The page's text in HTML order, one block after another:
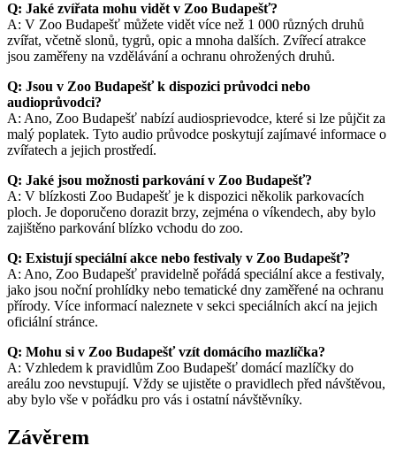
Q: Jaké zvířata mohu vidět v Zoo Budapešť?
A: V Zoo Budapešť můžete vidět více než 1 000 různých druhů
zvířat, včetně slonů, tygrů, opic a mnoha dalších. Zvířecí atrakce
jsou zaměřeny na vzdělávání a ochranu ohrožených druhů.
Q: Jsou v Zoo Budapešť k dispozici průvodci nebo
audioprůvodci?
A: Ano, Zoo Budapešť nabízí audiosprievodce, které si lze půjčit za
malý poplatek. Tyto audio průvodce poskytují zajímavé informace o
zvířatech a jejich prostředí.
Q: Jaké jsou možnosti parkování v Zoo Budapešť?
A: V blízkosti Zoo Budapešť je k dispozici několik parkovacích
ploch. Je doporučeno dorazit brzy, zejména o víkendech, aby bylo
zajištěno parkování blízko vchodu do zoo.
Q: Existují speciální akce nebo festivaly v Zoo Budapešť?
A: Ano, Zoo Budapešť pravidelně pořádá speciální akce a festivaly,
jako jsou noční prohlídky nebo tematické dny zaměřené na ochranu
přírody. Více informací naleznete v sekci speciálních akcí na jejich
oficiální stránce.
Q: Mohu si v Zoo Budapešť vzít domácího mazlíčka?
A: Vzhledem k pravidlům Zoo Budapešť domácí mazlíčky do
areálu zoo nevstupují. Vždy se ujistěte o pravidlech před návštěvou,
aby bylo vše v pořádku pro vás i ostatní návštěvníky.
Závěrem